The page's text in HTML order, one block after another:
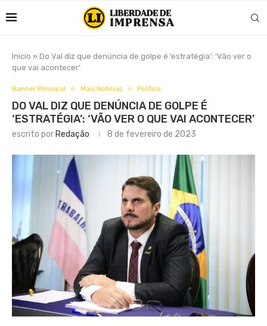
Início » Do Val diz que denúncia de golpe é ‘estratégia’: ‘Vão ver o
que vai acontecer’
Banner Principal Mais Notícias Política
DO VAL DIZ QUE DENÚNCIA DE GOLPE É
‘ESTRATÉGIA’: ‘VÃO VER O QUE VAI ACONTECER’
escrito por Redação 8 de fevereiro de 2023